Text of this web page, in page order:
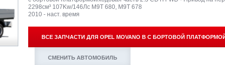
2298см³ 107Kw/146Лс M9T 680, M9T 678
2010 - наст. время
ВСЕ ЗАПЧАСТИ ДЛЯ OPEL MOVANO B C БОРТОВОЙ
СМЕНИТЬ АВТОМОБИЛЬ